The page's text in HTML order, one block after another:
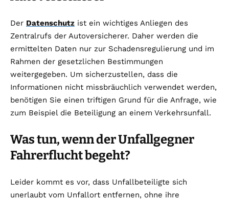
Der Datenschutz ist ein wichtiges Anliegen des
Zentralrufs der Autoversicherer. Daher werden die
ermittelten Daten nur zur Schadensregulierung und im
Rahmen der gesetzlichen Bestimmungen
weitergegeben. Um sicherzustellen, dass die
Informationen nicht missbräuchlich verwendet werden,
benötigen Sie einen triftigen Grund für die Anfrage, wie
zum Beispiel die Beteiligung an einem Verkehrsunfall.
Was tun, wenn der Unfallgegner
Fahrerflucht begeht?
Leider kommt es vor, dass Unfallbeteiligte sich
unerlaubt vom Unfallort entfernen, ohne ihre